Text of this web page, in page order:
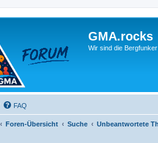
GMA.rocks
Wir sind die Bergfunker
FAQ
Foren-Übersicht Suche Unbeantwortete